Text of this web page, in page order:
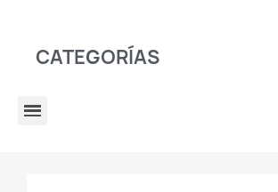
CATEGORÍAS